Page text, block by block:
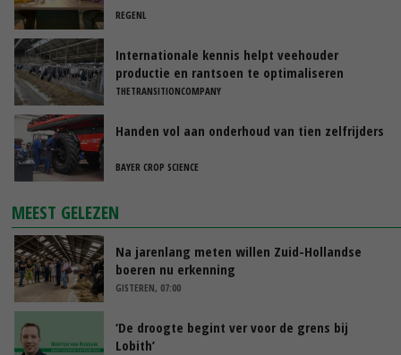
REGENL
Internationale kennis helpt veehouder
productie en rantsoen te optimaliseren
THETRANSITIONCOMPANY
Handen vol aan onderhoud van tien zelfrijders
BAYER CROP SCIENCE
MEEST GELEZEN
Na jarenlang meten willen Zuid-Hollandse
boeren nu erkenning
GISTEREN, 07:00
‘De droogte begint ver voor de grens bij
Lobith’